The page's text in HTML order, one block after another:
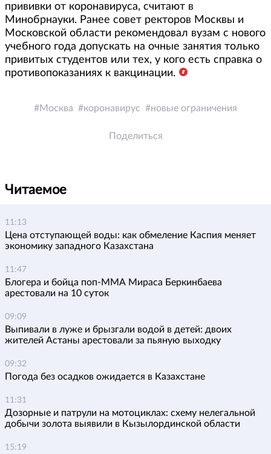
прививки от коронавируса, считают в
Минобрнауки. Ранее совет ректоров Москвы и
Московской области рекомендовал вузам с нового
учебного года допускать на очные занятия только
привитых студентов или тех, у кого есть справка о
противопоказаниях к вакцинации.
Москва коронавирус новые ограничения
Поделиться
Читаемое
11:13
Цена отступающей воды: как обмеление Каспия меняет
экономику западного Казахстана
11:47
Блогера и бойца поп-ММА Мираса Беркинбаева
арестовали на 10 суток
09:09
Выпивали в луже и брызгали водой в детей: двоих
жителей Астаны арестовали за пьяную выходку
09:32
Погода без осадков ожидается в Казахстане
11:31
Дозорные и патрули на мотоциклах: схему нелегальной
добычи золота выявили в Кызылординской области
15:19